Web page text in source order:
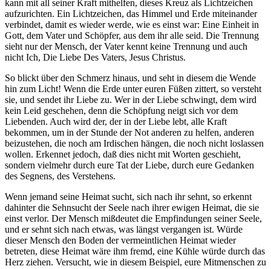
kann mit all seiner Kraft mithelfen, dieses Kreuz als Lichtzeichen
aufzurichten. Ein Lichtzeichen, das Himmel und Erde miteinander
verbindet, damit es wieder werde, wie es einst war: Eine Einheit in
Gott, dem Vater und Schöpfer, aus dem ihr alle seid. Die Trennung
sieht nur der Mensch, der Vater kennt keine Trennung und auch
nicht Ich, Die Liebe Des Vaters, Jesus Christus.
So blickt über den Schmerz hinaus, und seht in diesem die Wende
hin zum Licht! Wenn die Erde unter euren Füßen zittert, so versteht
sie, und sendet ihr Liebe zu. Wer in der Liebe schwingt, dem wird
kein Leid geschehen, denn die Schöpfung neigt sich vor dem
Liebenden. Auch wird der, der in der Liebe lebt, alle Kraft
bekommen, um in der Stunde der Not anderen zu helfen, anderen
beizustehen, die noch am Irdischen hängen, die noch nicht loslassen
wollen. Erkennet jedoch, daß dies nicht mit Worten geschieht,
sondern vielmehr durch eure Tat der Liebe, durch eure Gedanken
des Segnens, des Verstehens.
Wenn jemand seine Heimat sucht, sich nach ihr sehnt, so erkennt
dahinter die Sehnsucht der Seele nach ihrer ewigen Heimat, die sie
einst verlor. Der Mensch mißdeutet die Empfindungen seiner Seele,
und er sehnt sich nach etwas, was längst vergangen ist. Würde
dieser Mensch den Boden der vermeintlichen Heimat wieder
betreten, diese Heimat wäre ihm fremd, eine Kühle würde durch das
Herz ziehen. Versucht, wie in diesem Beispiel, eure Mitmenschen zu